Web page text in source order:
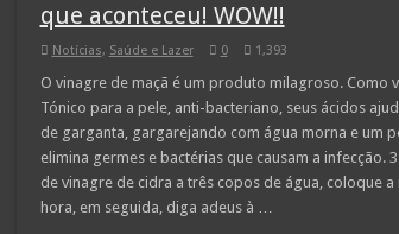
que aconteceu! WOW!!
Notícias, Saúde e Lazer 0 1,393
O vinagre de maçã é um produto milagroso. Como
Tónico para a pele, anti-bacteriano, seus ácidos
de garganta, gargarejando com água morna e um
elimina germes e bactérias que causam a infecção.
de vinagre de cidra a três copos de água, coloque
hora, em seguida, diga adeus à …